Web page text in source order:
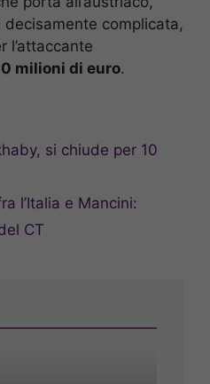
complicata,
l’attaccante
milioni di euro.
si chiude per 10
l’Italia e Mancini:
CT